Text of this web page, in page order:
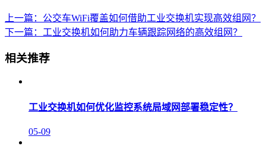
上一篇：公交车WiFi覆盖如何借助工业交换机实现高效组网？
下一篇：工业交换机如何助力车辆跟踪网络的高效组网？
相关推荐
工业交换机如何优化监控系统局域网部署稳定性？
05-09